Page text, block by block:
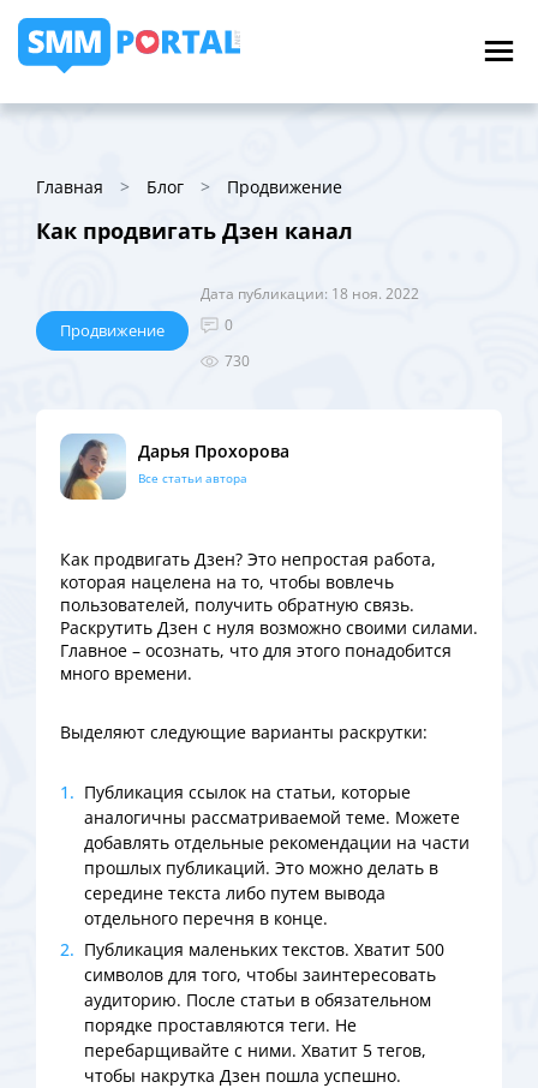
Главная Блог Продвижение
Как продвигать Дзен канал
Продвижение
Дата публикации: 18 ноя. 2022
0
730
Дарья Прохорова
Все статьи автора
Как продвигать Дзен? Это непростая работа,
которая нацелена на то, чтобы вовлечь
пользователей, получить обратную связь.
Раскрутить Дзен с нуля возможно своими силами.
Главное – осознать, что для этого понадобится
много времени.
Выделяют следующие варианты раскрутки:
Публикация ссылок на статьи, которые
аналогичны рассматриваемой теме. Можете
добавлять отдельные рекомендации на части
прошлых публикаций. Это можно делать в
середине текста либо путем вывода
отдельного перечня в конце.
Публикация маленьких текстов. Хватит 500
символов для того, чтобы заинтересовать
аудиторию. После статьи в обязательном
порядке проставляются теги. Не
перебарщивайте с ними. Хватит 5 тегов,
чтобы накрутка Дзен пошла успешно.